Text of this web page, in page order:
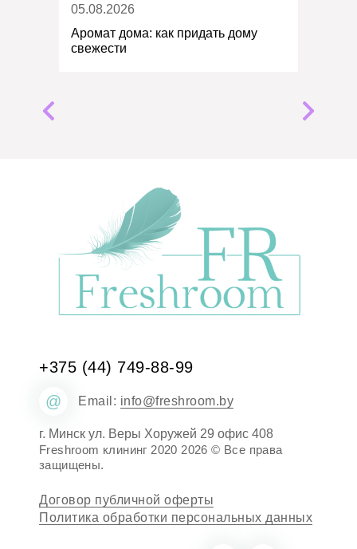
05.08.2026
Аромат дома: как придать дому
свежести
+375 (44) 749-88-99
@
Email: info@freshroom.by
г. Минск ул. Веры Хоружей 29 офис 408
Freshroom клининг 2020 2026 © Все права
защищены.
Договор публичной оферты
Политика обработки персональных данных